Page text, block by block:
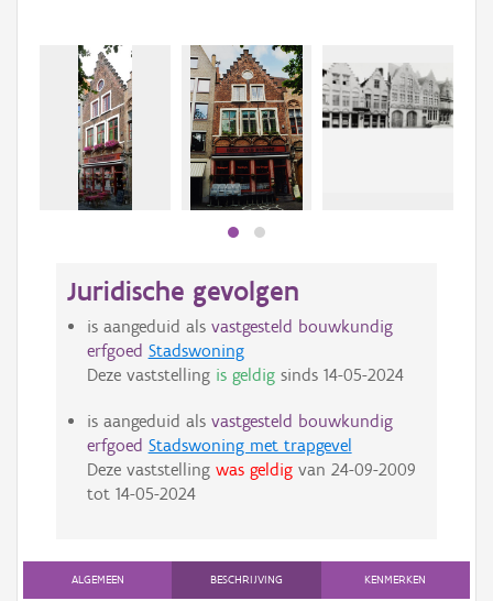
Juridische gevolgen
is aangeduid als vastgesteld bouwkundig
erfgoed Stadswoning
Deze vaststelling is geldigsinds 14-05-2024
is aangeduid als vastgesteld bouwkundig
erfgoed Stadswoning met trapgevel
Deze vaststelling was geldigvan 24-09-2009
tot 14-05-2024
ALGEMEEN BESCHRIJVING KENMERKEN